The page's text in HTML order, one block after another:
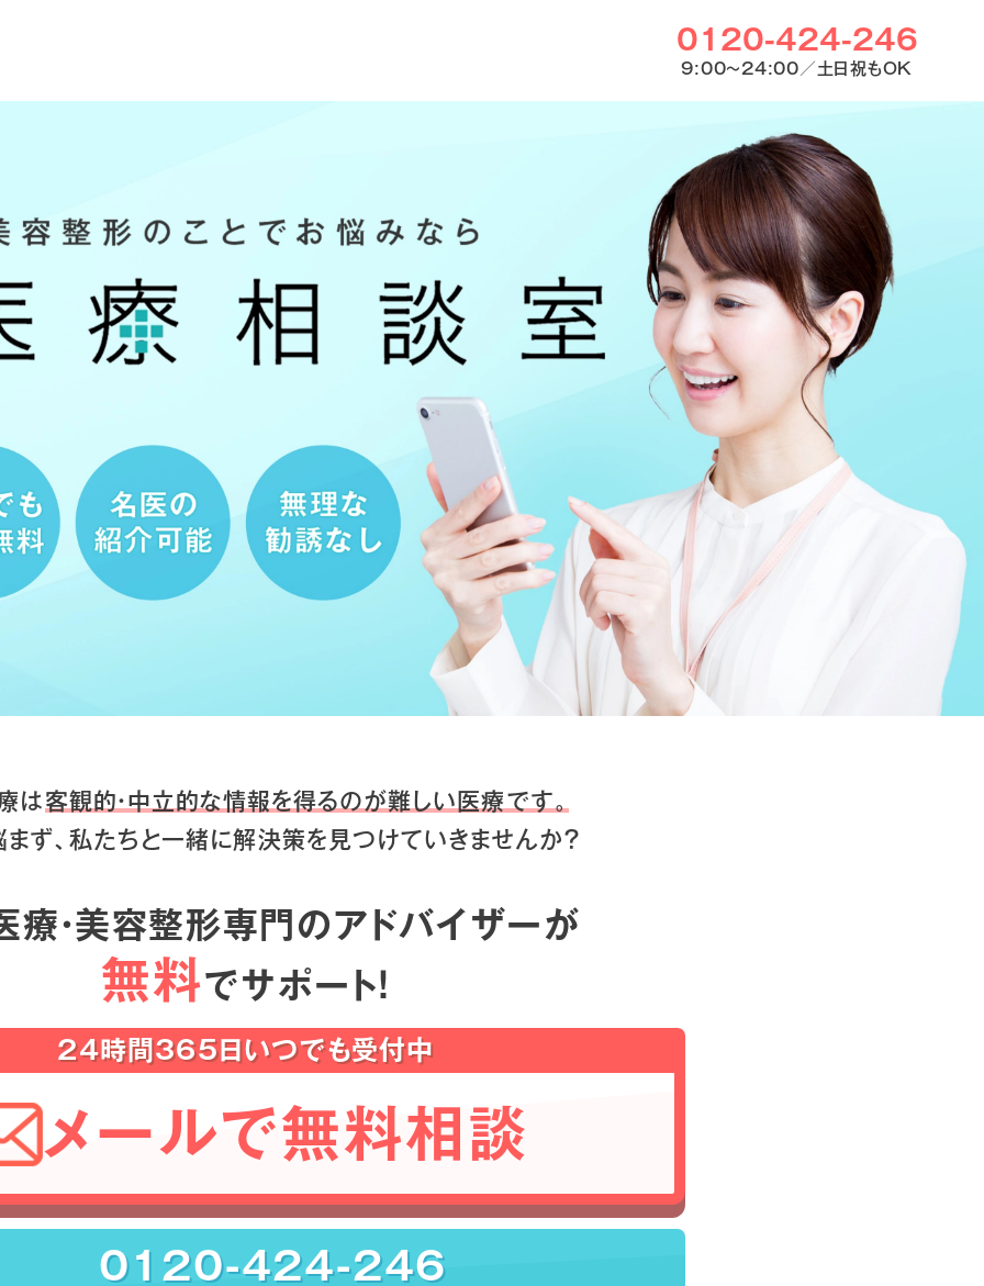
0120-424-246
9:00〜24:00／土日祝もOK
は客観的・中立的な情報を得るのが難しい医療です。
ず、私たちと一緒に解決策を見つけていきませんか？
療・美容整形専門のアドバイザーが
無料でサポート！
24時間365日いつでも受付中
メールで無料相談
0120-424-246